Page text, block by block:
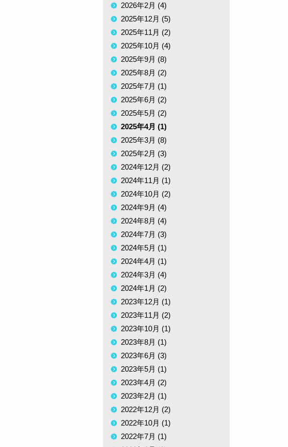
2026年2月 (4)
2025年12月 (5)
2025年11月 (2)
2025年10月 (4)
2025年9月 (8)
2025年8月 (2)
2025年7月 (1)
2025年6月 (2)
2025年5月 (2)
2025年4月 (1)
2025年3月 (8)
2025年2月 (3)
2024年12月 (2)
2024年11月 (1)
2024年10月 (2)
2024年9月 (4)
2024年8月 (4)
2024年7月 (3)
2024年5月 (1)
2024年4月 (1)
2024年3月 (4)
2024年1月 (2)
2023年12月 (1)
2023年11月 (2)
2023年10月 (1)
2023年8月 (1)
2023年6月 (3)
2023年5月 (1)
2023年4月 (2)
2023年2月 (1)
2022年12月 (2)
2022年10月 (1)
2022年7月 (1)